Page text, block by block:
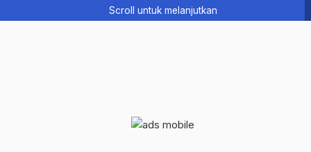
Scroll untuk melanjutkan